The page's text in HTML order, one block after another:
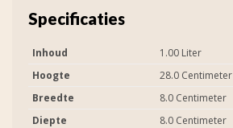
Specificaties
Inhoud
1.00 Liter
Hoogte
28.0 Centimeter
Breedte
8.0 Centimeter
Diepte
8.0 Centimeter